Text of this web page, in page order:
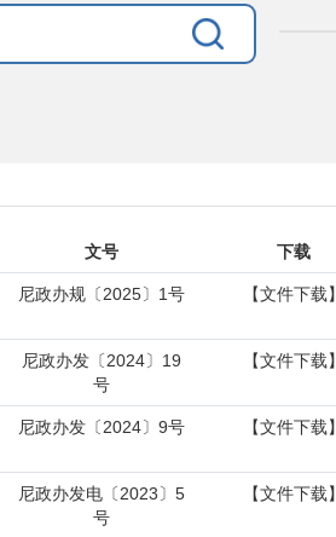
文号 下载
尼政办规〔2025〕1号 【文件下载】
尼政办发〔2024〕19
号
【文件下载】
尼政办发〔2024〕9号 【文件下载】
尼政办发电〔2023〕5
号
【文件下载】